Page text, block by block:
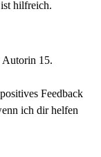
hilfreich.
Autorin 15.
Feedback
ich dir helfen